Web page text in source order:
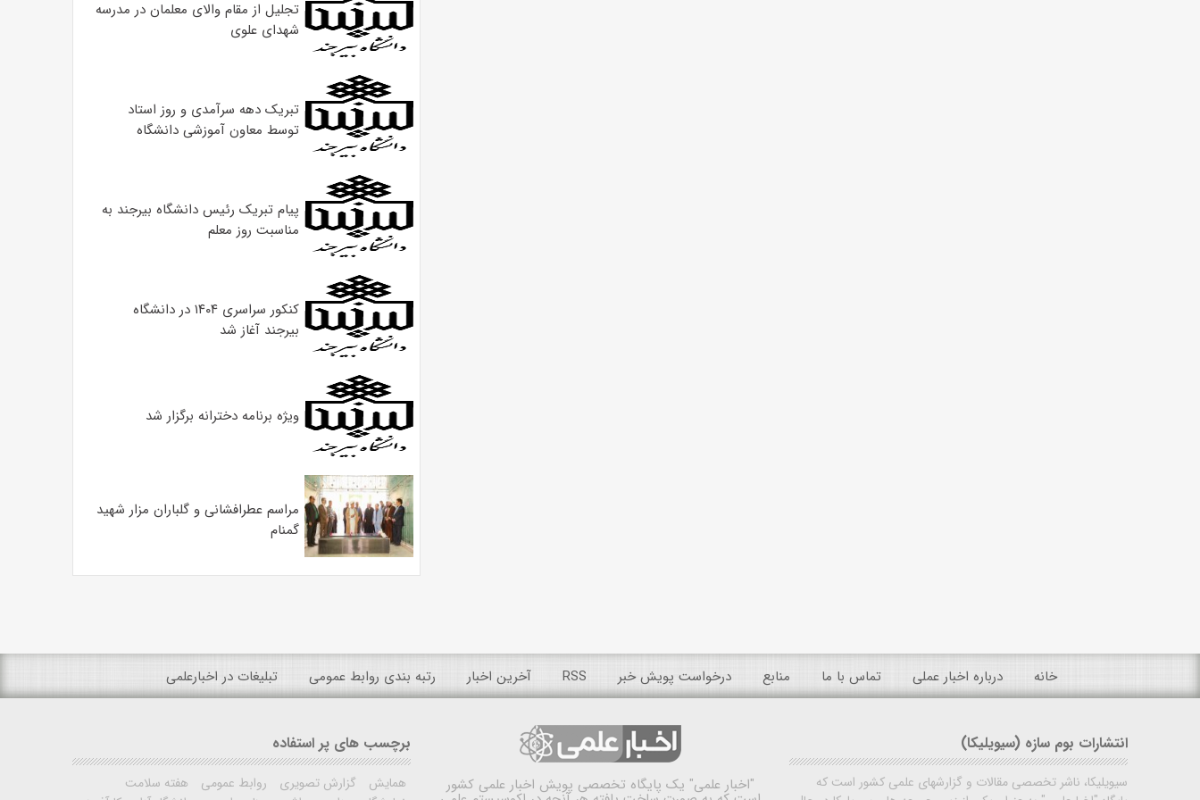
تجلیل از مقام والای معلمان در مدرسه
شهدای علوی
تبریک دهه سرآمدی و روز استاد
توسط معاون آموزشی دانشگاه
پیام تبریک رئیس دانشگاه بیرجند به
مناسبت روز معلم
کنکور سراسری ۱۴۰۴ در دانشگاه
بیرجند آغاز شد
ویژه برنامه دخترانه برگزار شد
مراسم عطرافشانی و گلباران مزار شهید
گمنام
خانه درباره اخبار عملی تماس با ما منابع درخواست پویش خبر RSS آخرین اخبار رتبه بندی روابط عمومی تبلیغات در اخبارعلمی
انتشارات بوم سازه (سیویلیکا)
سیویلیکا، ناشر تخصصی مقالات و گزارشهای علمی کشور است که
"اخبار علمی" یک پایگاه تخصصی پویش اخبار علمی کشور
برچسب های پر استفاده
همایش گزارش تصویری روابط عمومی
هفته سلامت